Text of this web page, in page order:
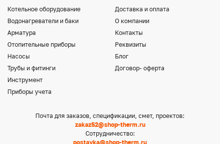
Котельное оборудование
Водонагреватели и баки
Арматура
Отопительные приборы
Насосы
Трубы и фитинги
Инструмент
Приборы учета
Доставка и оплата
О компании
Контакты
Реквизиты
Блог
Договор- оферта
Почта для заказов, спецификации, смет, проектов:
zakaz52@shop-therm.ru
Сотрудничество:
postavka@shop-therm.ru